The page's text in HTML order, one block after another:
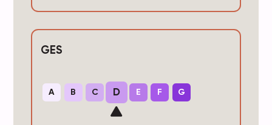
GES
A B C D E F G